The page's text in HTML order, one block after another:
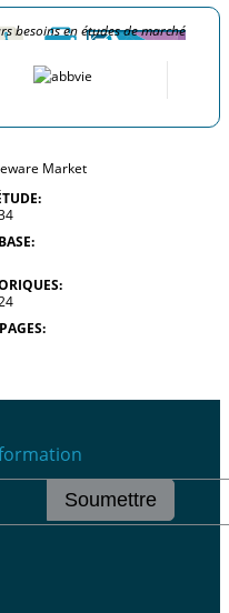
besoins en études de marché
Soumettre